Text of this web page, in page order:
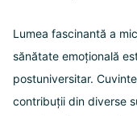
Lumea fascinantă a
sănătate emoțională
postuniversitar.
contribuții din diverse